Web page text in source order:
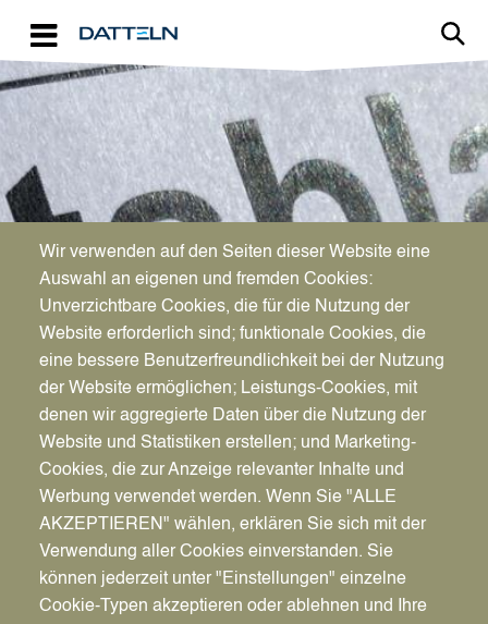
AKTUELLES
Bekanntmachungen
Pfadnavigation
Stadt | Rathaus | Familie Aktuelles Amtsblatt
Wir verwenden auf den Seiten dieser Website eine
Auswahl an eigenen und fremden Cookies:
Unverzichtbare Cookies, die für die Nutzung der
Website erforderlich sind; funktionale Cookies, die
eine bessere Benutzerfreundlichkeit bei der Nutzung
der Website ermöglichen; Leistungs-Cookies, mit
denen wir aggregierte Daten über die Nutzung der
Website und Statistiken erstellen; und Marketing-
Cookies, die zur Anzeige relevanter Inhalte und
Werbung verwendet werden. Wenn Sie "ALLE
AKZEPTIEREN" wählen, erklären Sie sich mit der
Verwendung aller Cookies einverstanden. Sie
können jederzeit unter "Einstellungen" einzelne
Cookie-Typen akzeptieren oder ablehnen und Ihre